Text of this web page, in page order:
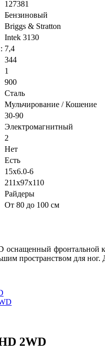
127381
Бензиновый
Briggs & Stratton
Intek 3130
7,4
344
1
900
Сталь
Мульчирование / Кошение
30-90
Электромагнитный
2
Нет
Есть
15х6.0-6
211х97х110
Райдеры
От 80 до 100 см
фронтальной
пространством для
2WD